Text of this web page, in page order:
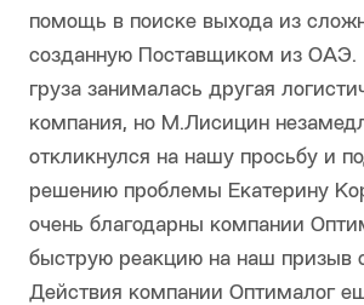
помощь в поиске выхода из
созданную Поставщиком из ОАЭ.
груза занималась другая
компания, но М.Лисицин
откликнулся на нашу просьбу и
решению проблемы Екатерину
очень благодарны компании
быструю реакцию на наш призыв
Действия компании Оптималог